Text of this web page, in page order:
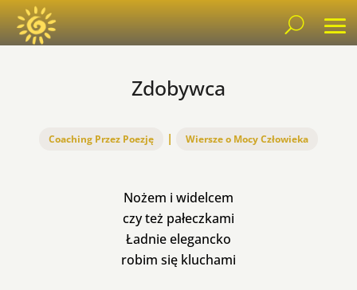
Zdobywca
Coaching Przez Poezję | Wiersze o Mocy Człowieka
Nożem i widelcem
czy też pałeczkami
Ładnie elegancko
robim się kluchami